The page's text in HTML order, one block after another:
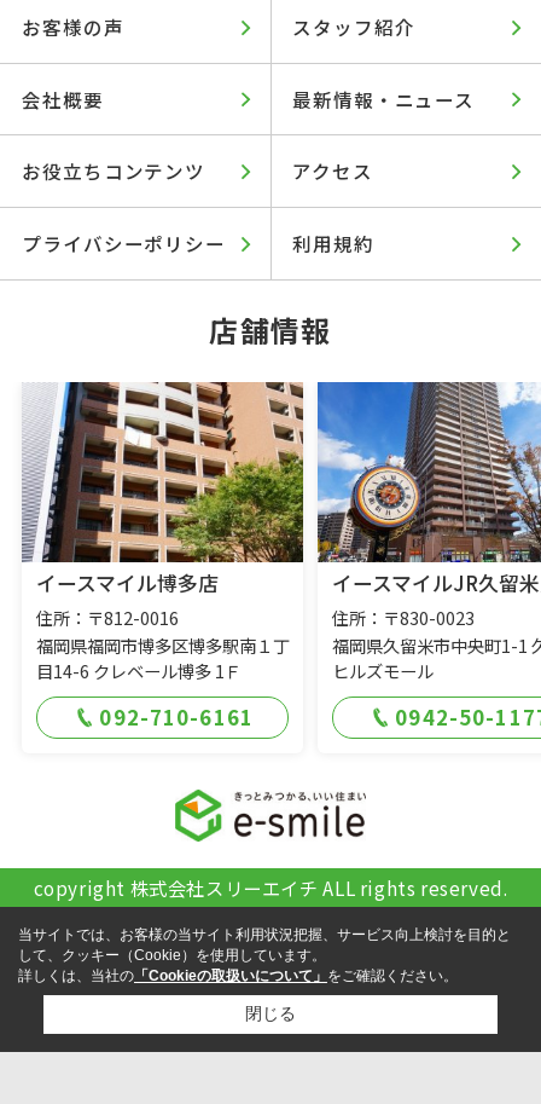
お客様の声 スタッフ紹介
会社概要 最新情報・ニュース
お役立ちコンテンツ アクセス
プライバシーポリシー 利用規約
店舗情報
イースマイル博多店
住所：〒812-0016
福岡県福岡市博多区博多駅南１丁
目14-6 クレベール博多 1Ｆ
092-710-6161
イースマイルJR久留
住所：〒830-0023
福岡県久留米市中央町1-1
ヒルズモール
0942-50-
copyright 株式会社スリーエイチ ALL rights reserved.
当サイトでは、お客様の当サイト利用状況把握、サービス向上検討を目的と
して、クッキー（Cookie）を使用しています。
詳しくは、当社の 「Cookieの取扱いについて」 をご確認ください。
閉じる